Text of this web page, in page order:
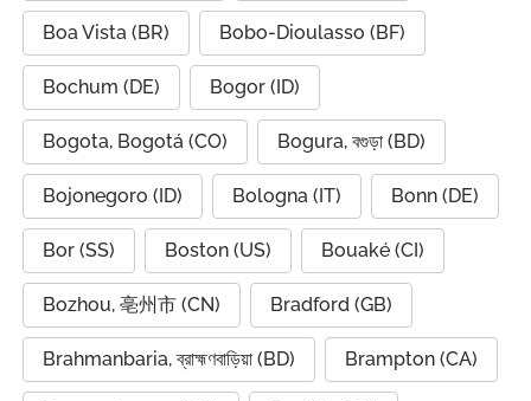
Boa Vista (BR) Bobo-Dioulasso (BF)
Bochum (DE) Bogor (ID)
Bogota, Bogotá (CO) Bogura, বগুড়া (BD)
Bojonegoro (ID) Bologna (IT) Bonn (DE)
Bor (SS) Boston (US) Bouaké (CI)
Bozhou, 亳州市 (CN) Bradford (GB)
Brahmanbaria, ব্রাহ্মণবাড়িয়া (BD) Brampton (CA)